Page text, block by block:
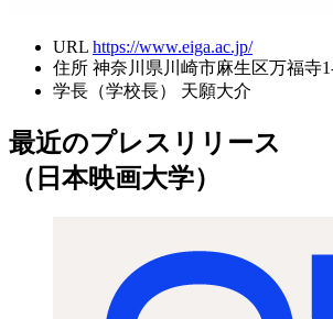
URL https://www.eiga.ac.jp/
住所 神奈川県川崎市麻生区万福寺
学長（学校長）
天願大介
最近のプレスリリース
（日本映画大学）